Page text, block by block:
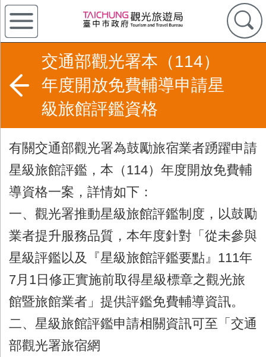
交通部觀光署本（114）
年度開放免費輔導申請星
級旅館評鑑資格
有關交通部觀光署為鼓勵旅宿業者踴躍申請
星級旅館評鑑，本（114）年度開放免費輔
導資格一案，詳情如下：
一、觀光署推動星級旅館評鑑制度，以鼓勵
業者提升服務品質，本年度針對「從未參與
星級評鑑以及『星級旅館評鑑要點』111年
7月1日修正實施前取得星級標章之觀光旅
館暨旅館業者」提供評鑑免費輔導資訊。
二、星級旅館評鑑申請相關資訊可至「交通
部觀光署旅宿網